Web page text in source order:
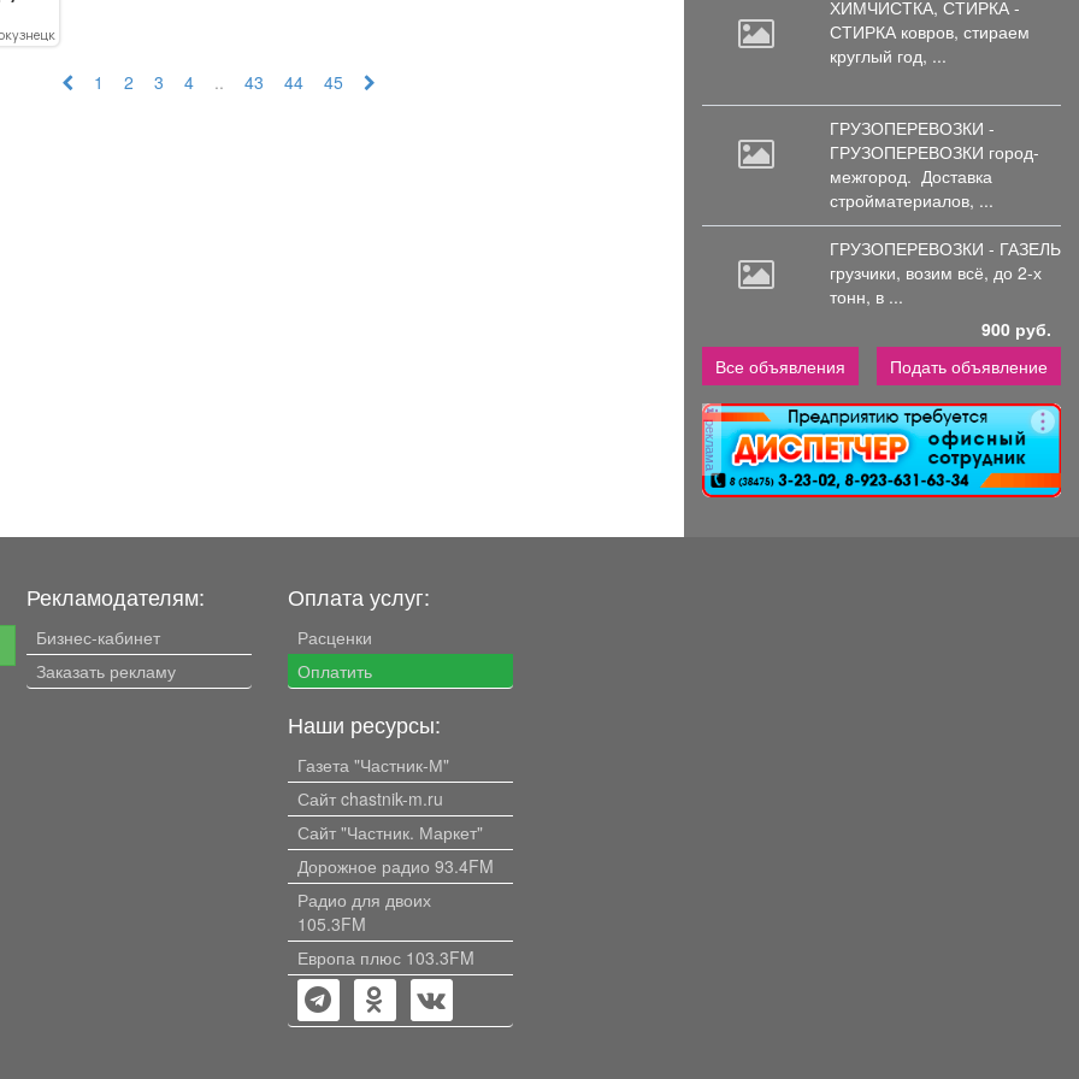
1 2 3 4 .. 43 44 45
ХИМЧИСТКА, СТИРКА -
СТИРКА ковров, стираем
круглый год, ...
ГРУЗОПЕРЕВОЗКИ -
ГРУЗОПЕРЕВОЗКИ город-
межгород. Доставка
стройматериалов, ...
ГРУЗОПЕРЕВОЗКИ - ГАЗЕЛЬ
грузчики, возим всё, до 2-х
тонн, в ...
900 руб.
Все объявления
Подать объявление
реклама
Рекламодателям:
Бизнес-кабинет
Заказать рекламу
Оплата услуг:
Расценки
Оплатить
Наши ресурсы:
Газета "Частник-М"
Сайт chastnik-m.ru
Сайт "Частник. Маркет"
Дорожное радио 93.4FM
Радио для двоих
105.3FM
Европа плюс 103.3FM